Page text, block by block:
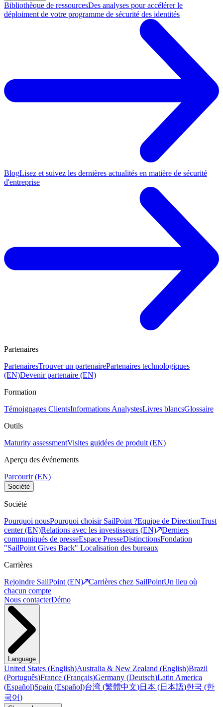
Bibliothèque de ressourcesDes analyses pour accélérer le
déploiment de votre programme de sécurité des identités
BlogLisez et suivez les dernières actualités en matière de sécurité
d'entreprise
Partenaires
PartenairesTrouver un partenairePartenaires technologiques
(EN)Devenir partenaire (EN)
Formation
Témoignages ClientsInformations AnalystesLivres blancsGlossaire
Outils
Maturity assessmentVisites guidées de produit (EN)
Aperçu des événements
Parcourir (EN)
Société
Société
Pourquoi nousPourquoi choisir SailPoint ?Equipe de DirectionTrust
center (EN)Relations avec les investisseurs (EN)
Derniers
communiqués de presseEspace PresseDistinctionsFondation
"SailPoint Gives Back" Localisation des bureaux
Carrières
Rejoindre SailPoint (EN)
Carrières chez SailPointUn lieu où
chacun compte
Nous contacterDémo
Language
United States (English)Australia & New Zealand (English)Brazil
(Português)France (Français)Germany (Deutsch)Latin America
(Español)Spain (Español)台湾 (繁體中文)日本 (日本語)한국 (한
국어)